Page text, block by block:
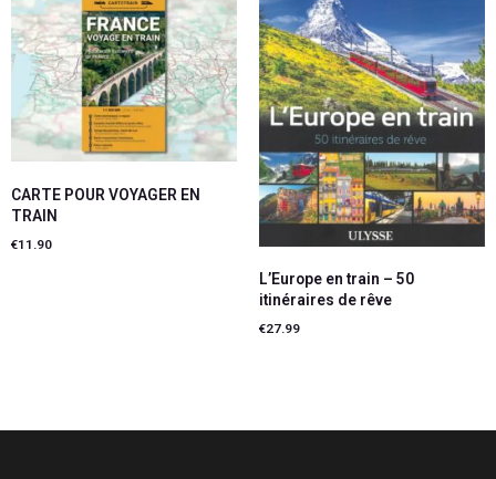
CARTE POUR VOYAGER EN
TRAIN
€11.90
L’Europe en train – 50
itinéraires de rêve
€27.99